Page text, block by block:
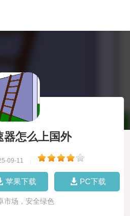
器怎么上国外
09-11
苹果下载 PC下载
市场，安全绿色